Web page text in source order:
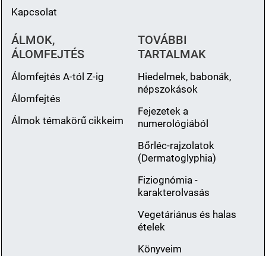
Kapcsolat
ÁLMOK,
ÁLOMFEJTÉS
Álomfejtés A-tól Z-ig
Álomfejtés
Álmok témakörű cikkeim
TOVÁBBI
TARTALMAK
Hiedelmek, babonák,
népszokások
Fejezetek a
numerológiából
Bőrléc-rajzolatok
(Dermatoglyphia)
Fiziognómia -
karakterolvasás
Vegetáriánus és halas
ételek
Könyveim